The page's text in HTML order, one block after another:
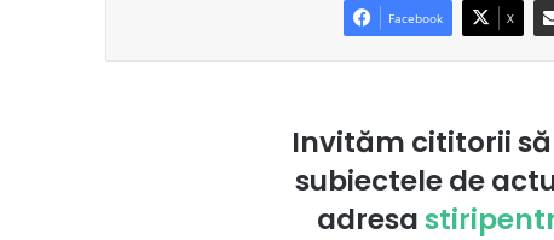
Facebook X
Invităm cititorii
subiectele de
adresa